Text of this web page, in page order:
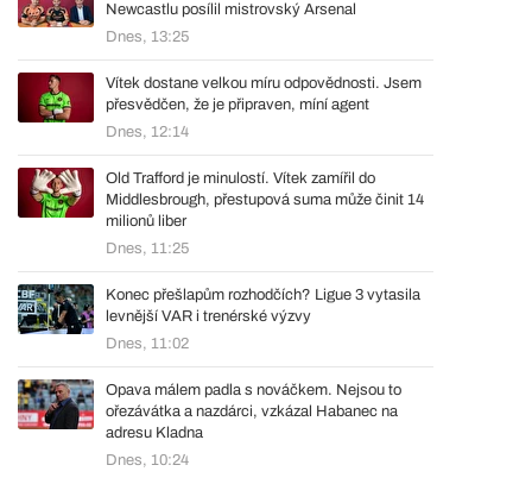
Newcastlu posílil mistrovský Arsenal
Dnes, 13:25
Vítek dostane velkou míru odpovědnosti. Jsem
přesvědčen, že je připraven, míní agent
Dnes, 12:14
Old Trafford je minulostí. Vítek zamířil do
Middlesbrough, přestupová suma může činit 14
milionů liber
Dnes, 11:25
Konec přešlapům rozhodčích? Ligue 3 vytasila
levnější VAR i trenérské výzvy
Dnes, 11:02
Opava málem padla s nováčkem. Nejsou to
ořezávátka a nazdárci, vzkázal Habanec na
adresu Kladna
Dnes, 10:24